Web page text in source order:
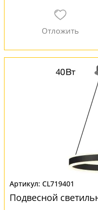
CL719401
Подвесной